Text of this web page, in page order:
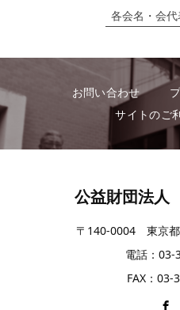
各会名・会代
お問い合わせ
サイトのご
公益財団法
〒140-0004 東京
電話：03-
FAX：03-